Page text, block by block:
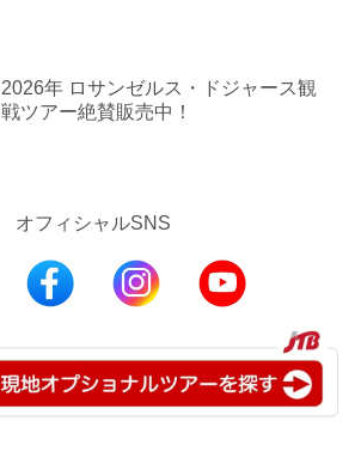
2026年 ロサンゼルス・ドジャース観
戦ツアー絶賛販売中！
オフィシャルSNS